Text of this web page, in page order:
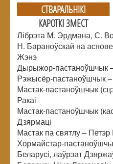
СТВАРАЛЬНIКI
КАРОТКІ ЗМЕСТ
Лібрэта М. Эрдмана, С.
Н. Бараноўскай на
Жэнэ
Дырыжор-пастаноўшчык
Рэжысёр-пастаноўшчык
Мастак-пастаноўшчык
Ракаі
Мастак-пастаноўшчык
Дзярмаці
Мастак па святлу –
Хормайстар-
Беларусі, лаўрэат